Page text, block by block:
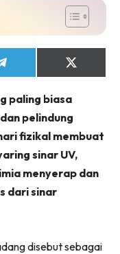
Share
on
Share
on
(Twitter)
paling biasa
pelindung
fizikal membuat
sinar UV,
menyerap dan
dari sinar
disebut sebagai